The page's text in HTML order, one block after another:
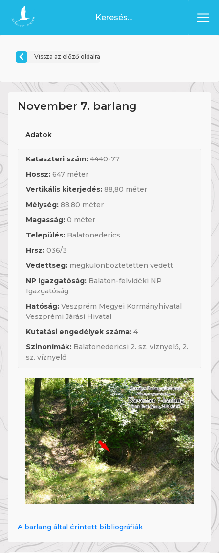
Ugrás a tartalomhoz
Főoldal
Vissza az előző oldalra
November 7. barlang
Adatok
Kataszteri szám: 4440-77
Hossz: 647 méter
Vertikális kiterjedés: 88,80 méter
Mélység: 88,80 méter
Magasság: 0 méter
Település: Balatonederics
Hrsz: 036/3
Védettség: megkülönböztetetten védett
NP Igazgatóság: Balaton-felvidéki NP
Igazgatóság
Hatóság: Veszprém Megyei Kormányhivatal
Veszprémi Járási Hivatal
Kutatási engedélyek száma: 4
Szinonímák: Balatonedericsi 2. sz. víznyelő, 2.
sz. víznyelő
A barlang által érintett bibliográfiák